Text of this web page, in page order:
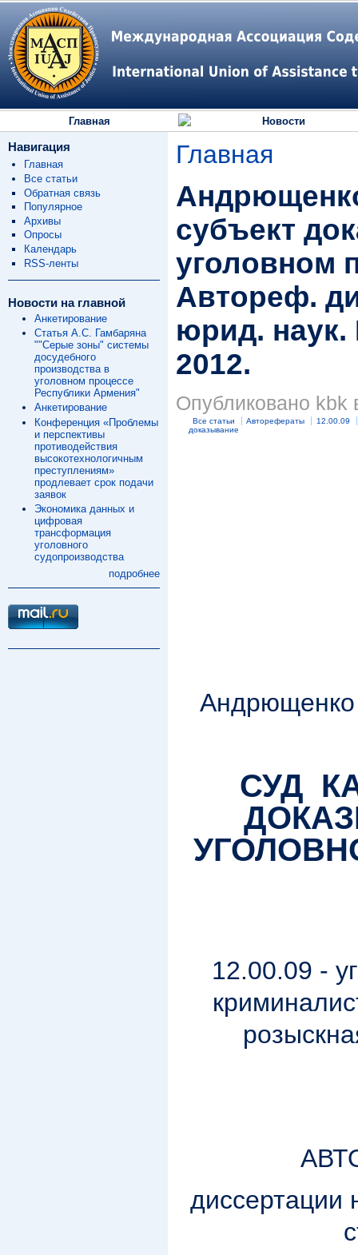
Главная Новости
Навигация
Главная
Все статьи
Обратная связь
Популярное
Архивы
Опросы
Календарь
RSS-ленты
Новости на главной
Анкетирование
Статья А.С. Гамбаряна
""Серые зоны" системы
досудебного
производства в
уголовном процессе
Республики Армения"
Анкетирование
Конференция «Проблемы
и перспективы
противодействия
высокотехнологичным
преступлениям»
продлевает срок подачи
заявок
Экономика данных и
цифровая
трансформация
уголовного
судопроизводства
подробнее
Главная
субъект
уголовном
Автореф.
юрид. наук.
2012.
Опубликовано kbk
Все статьи Авторефераты
12.00.09
доказывание
Андрющенко
СУД
12.00.09 -
диссертации